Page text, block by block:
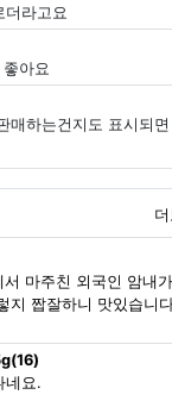
더라고요
아요
매하는건지도 표시되면
마주친 외국인 암내
지 짭잘하니 맛있습니
네요.